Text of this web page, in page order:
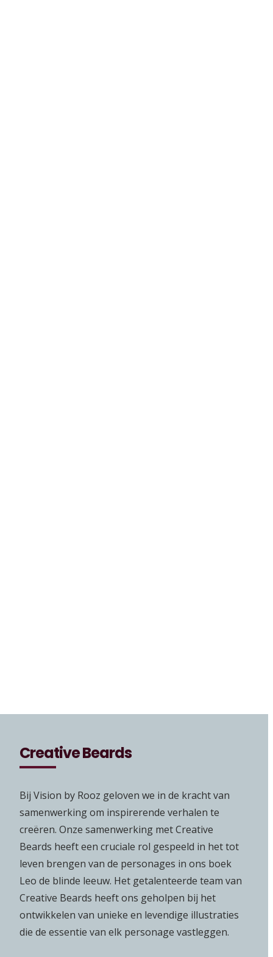
Creative Beards
Bij Vision by Rooz geloven we in de kracht van
samenwerking om inspirerende verhalen te
creëren. Onze samenwerking met Creative
Beards heeft een cruciale rol gespeeld in het tot
leven brengen van de personages in ons boek
Leo de blinde leeuw. Het getalenteerde team van
Creative Beards heeft ons geholpen bij het
ontwikkelen van unieke en levendige illustraties
die de essentie van elk personage vastleggen.